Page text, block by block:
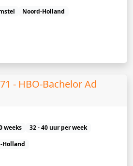
Noord-Holland
- HBO-Bachelor Ad
weeks
32 - 40 uur per week
Holland